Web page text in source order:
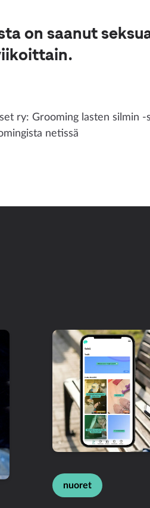
on saanut
ry: Grooming lasten silmin
netissä
nuoret